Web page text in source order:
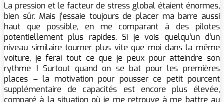
La pression et le facteur de stress global étaient énormes,
bien sûr. Mais j’essaie toujours de placer ma barre aussi
haut que possible, en me comparant à des pilotes
potentiellement plus rapides. Si je vois quelqu’un d’un
niveau similaire tourner plus vite que moi dans la même
voiture, je ferai tout ce que je peux pour atteindre son
rythme ! Surtout quand on se bat pour les premières
places – la motivation pour pousser ce petit pourcent
supplémentaire de capacités est encore plus élevée,